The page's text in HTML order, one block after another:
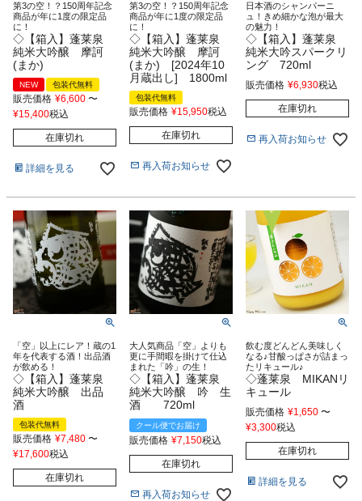
第3の空！？150周年記念
商品が年に1度の限定品
に！
◇【箱入】蓬莱泉
純米大吟醸 摩訶
(まか)
NEW 包装代無料
販売価格 ¥6,600 〜
¥15,400税込
在庫切れ
詳細を見る
第3の空！？150周年記念
商品が年に1度の限定品
に！
◇【箱入】蓬莱泉
純米大吟醸 摩訶
(まか) [2024年10
月蔵出し] 1800ml
包装代無料
販売価格 ¥15,950税込
在庫切れ
再入荷お知らせ
日本酒のシャンパーニ
ュ！きめ細かな泡が最大
の魅力！
◇【箱入】蓬莱泉
純米大吟スパークリ
ング 720ml
販売価格 ¥6,930税込
在庫切れ
再入荷お知らせ
「空」以上にレア！蔵の1
年を代表する酒！出品酒
が飲める！
◇【箱入】蓬莱泉
純米大吟醸 出品
酒
包装代無料
販売価格 ¥7,480 〜
¥17,600税込
在庫切れ
大人気商品「空」よりも
更に手間暇を掛けて仕込
まれた「吟」の生！
◇【箱入】蓬莱泉
純米大吟醸 吟 生
酒 720ml
クール便でお届け
販売価格 ¥7,150税込
在庫切れ
再入荷お知らせ
飲む度どんどん美味しく
なる♪甘酸っぱさが詰まっ
たリキュール♪
◇蓬莱泉 MIKANリ
キュール
販売価格 ¥1,650 〜
¥3,300税込
在庫切れ
詳細を見る